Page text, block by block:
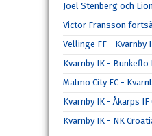
Joel Stenberg och
Victor Fransson
Vellinge FF - Kvarnby
Kvarnby IK -
Malmö City FC -
Kvarnby IK - Åkarps
Kvarnby IK - NK